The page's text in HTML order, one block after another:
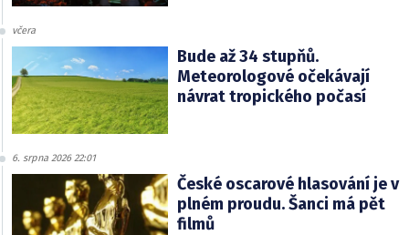
včera
Bude až 34 stupňů.
Meteorologové očekávají
návrat tropického počasí
6. srpna 2026 22:01
České oscarové hlasování je v
plném proudu. Šanci má pět
filmů